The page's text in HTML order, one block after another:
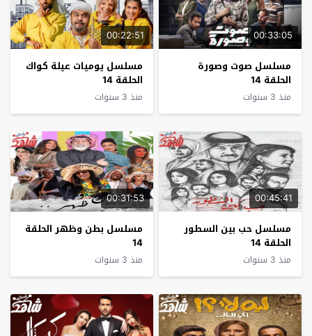
00:33:05
مسلسل صوت وصورة
الحلقة 14
منذ 3 سنوات
00:22:51
مسلسل يوميات عيلة كواك
الحلقة 14
منذ 3 سنوات
00:45:41
مسلسل حب بين السطور
الحلقة 14
منذ 3 سنوات
00:31:53
مسلسل بطن وظهر الحلقة
14
منذ 3 سنوات